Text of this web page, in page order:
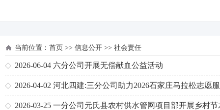
当前位置： 首页 >> 信息公开 >> 社会责任
2026-06-04 六分公司开展无偿献血公益活动
2026-04-02 河北四建:三分公司助力2026石家庄马拉松志愿
获赞誉
2026-03-25 一分公司元氏县农村供水管网项目部开展乡村节